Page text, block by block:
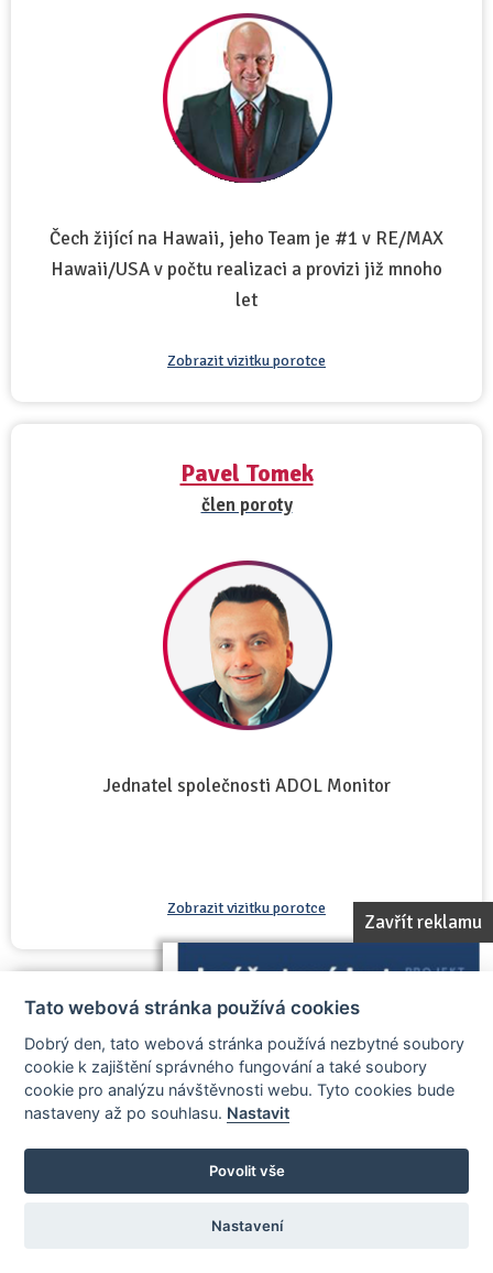
Zavřít reklamu
Čech žijící na Hawaii, jeho Team je #1 v RE/MAX
Hawaii/USA v počtu realizaci a provizi již mnoho
let
Zobrazit vizitku porotce
Pavel Tomek
člen poroty
Jednatel společnosti ADOL Monitor
Zobrazit vizitku porotce
Lukáš Slanina
člen poroty
Tato webová stránka používá cookies
Dobrý den, tato webová stránka používá nezbytné soubory
cookie k zajištění správného fungování a také soubory
cookie pro analýzu návštěvnosti webu. Tyto cookies bude
nastaveny až po souhlasu. Nastavit
Povolit vše
Nastavení